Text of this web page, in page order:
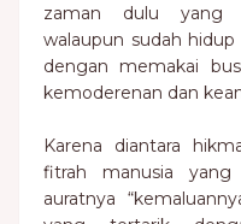
zaman dulu yang
walaupun sudah
dengan memakai
kemoderenan dan
Karena diantara
fitrah manusia
auratnya